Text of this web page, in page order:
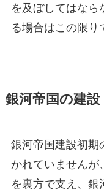
を及ぼしてはなら
る場合はこの限り
銀河帝国の建設
銀河帝国建設初期
かれていませんが
を裏方で支え、銀